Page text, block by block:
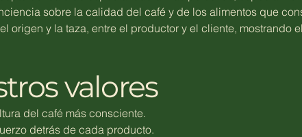
sobre la calidad del café y de los alimentos que
origen y la taza, entre el productor y el cliente, mostrando
valores
del café más consciente.
detrás de cada producto.